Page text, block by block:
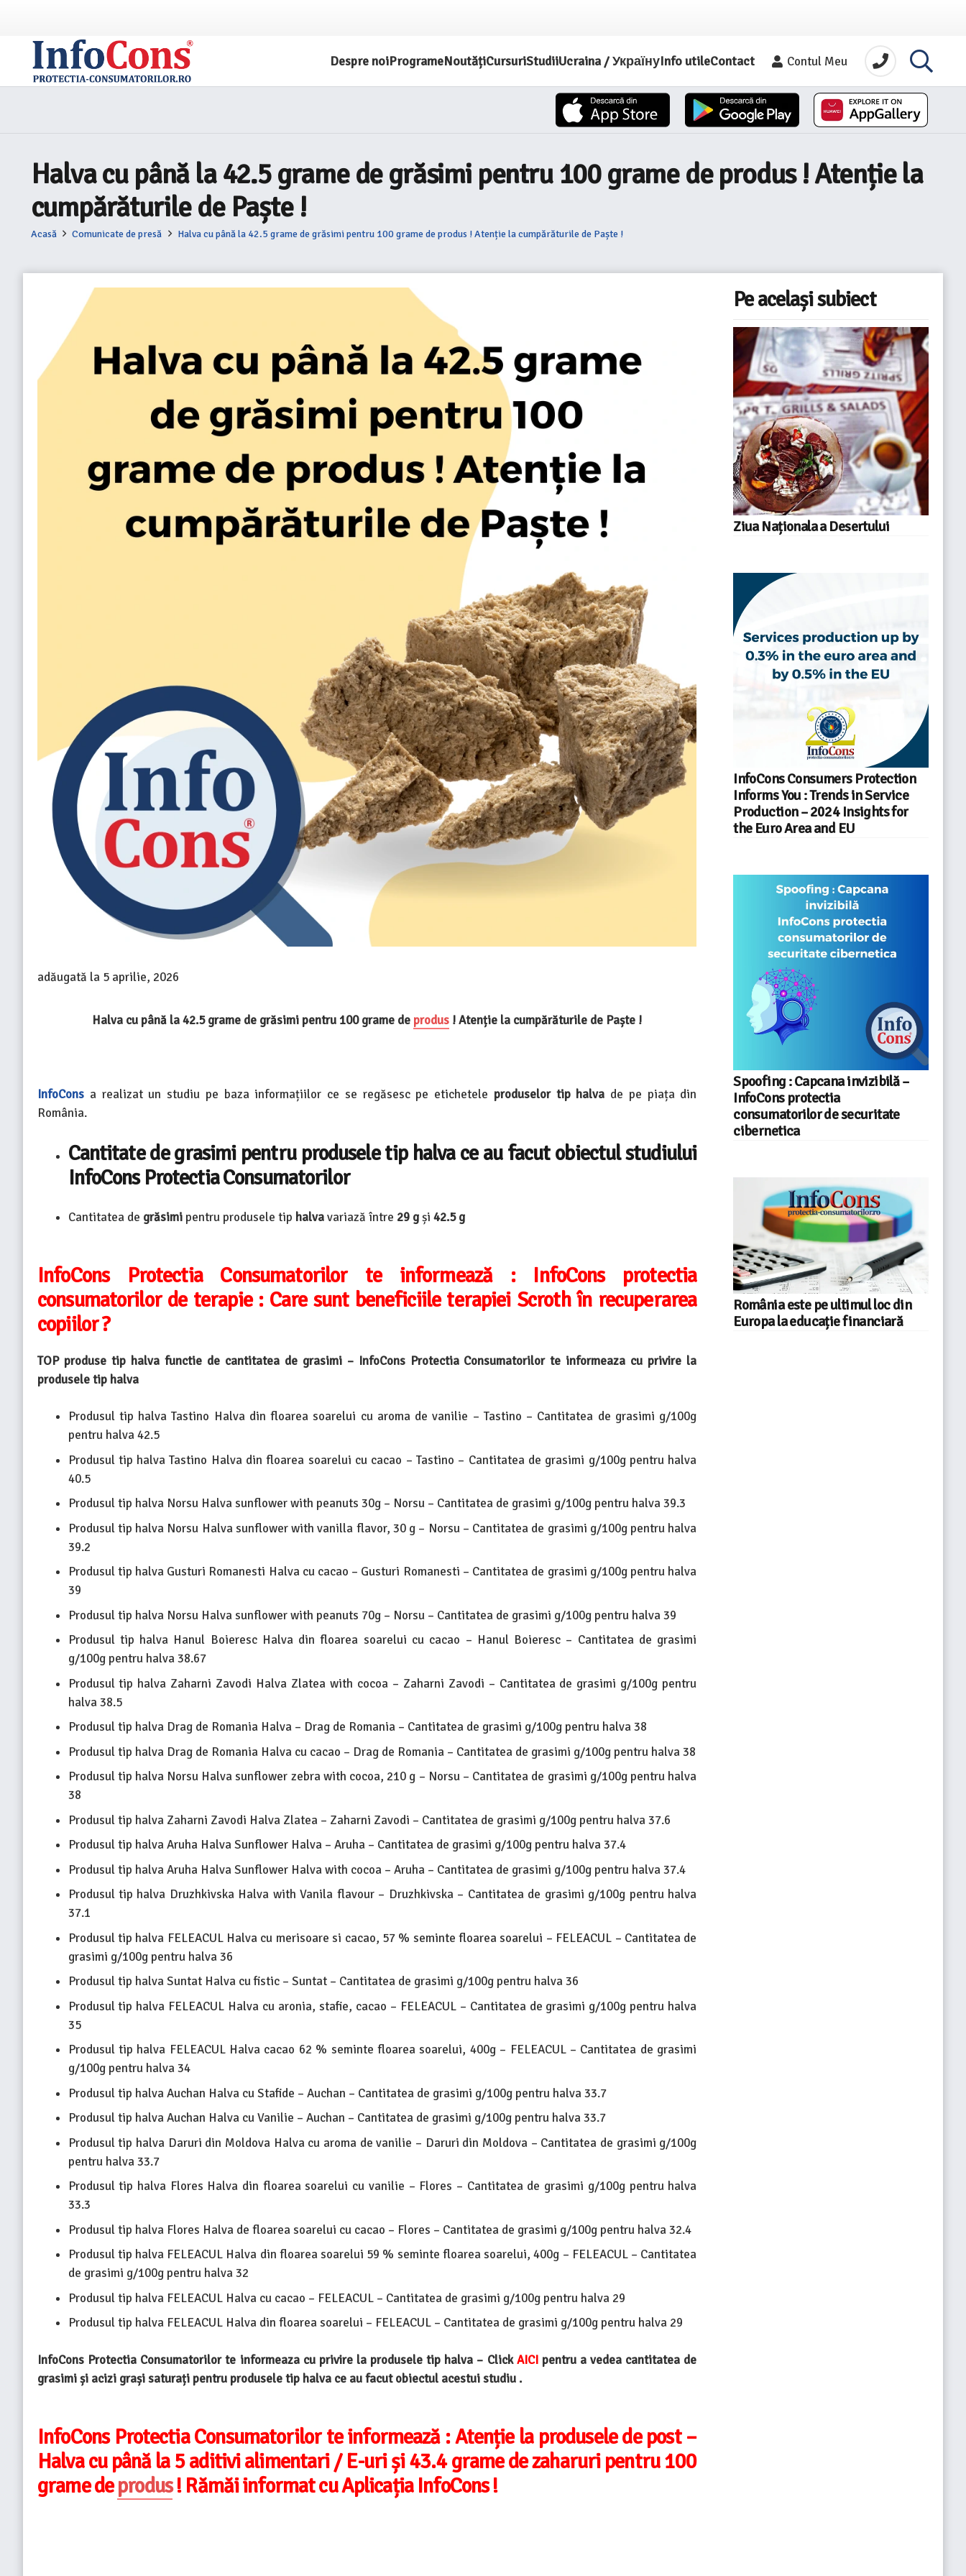
Despre noiProgrameNoutățiCursuriStudiiUcraina / УкраїнуInfo utileContact Contul Meu
Halva cu până la 42.5 grame de grăsimi pentru 100 grame de produs ! Atenție la
cumpărăturile de Paște !
Acasă Comunicate de presă Halva cu până la 42.5 grame de grăsimi pentru 100 grame de produs ! Atenție la cumpărăturile de Paște !
adăugată la 5 aprilie, 2026
Halva cu până la 42.5 grame de grăsimi pentru 100 grame de produs ! Atenție la cumpărăturile de Paște !
InfoCons a realizat un studiu pe baza informațiilor ce se regăsesc pe etichetele produselor tip halva de pe piața din
România.
Cantitate de grasimi pentru produsele tip halva ce au facut obiectul studiului
InfoCons Protectia Consumatorilor
Cantitatea de grăsimipentru produsele tip halvavariază între 29 gși 42.5g
InfoCons Protectia Consumatorilor te informează : InfoCons protectia
consumatorilor de terapie : Care sunt beneficiile terapiei Scroth în recuperarea
copiilor ?
TOP produse tip halva functie de cantitatea de grasimi – InfoCons Protectia Consumatorilor te informeaza cu privire la
produsele tip halva
Produsul tip halva Tastino Halva din floarea soarelui cu aroma de vanilie – Tastino – Cantitatea de grasimi g/100g
pentru halva 42.5
Produsul tip halva Tastino Halva din floarea soarelui cu cacao – Tastino – Cantitatea de grasimi g/100g pentru halva
40.5
Produsul tip halva Norsu Halva sunflower with peanuts 30g – Norsu – Cantitatea de grasimi g/100g pentru halva 39.3
Produsul tip halva Norsu Halva sunflower with vanilla flavor, 30 g – Norsu – Cantitatea de grasimi g/100g pentru halva
39.2
Produsul tip halva Gusturi Romanesti Halva cu cacao – Gusturi Romanesti – Cantitatea de grasimi g/100g pentru halva
39
Produsul tip halva Norsu Halva sunflower with peanuts 70g – Norsu – Cantitatea de grasimi g/100g pentru halva 39
Produsul tip halva Hanul Boieresc Halva din floarea soarelui cu cacao – Hanul Boieresc – Cantitatea de grasimi
g/100g pentru halva 38.67
Produsul tip halva Zaharni Zavodi Halva Zlatea with cocoa – Zaharni Zavodi – Cantitatea de grasimi g/100g pentru
halva 38.5
Produsul tip halva Drag de Romania Halva – Drag de Romania – Cantitatea de grasimi g/100g pentru halva 38
Produsul tip halva Drag de Romania Halva cu cacao – Drag de Romania – Cantitatea de grasimi g/100g pentru halva 38
Produsul tip halva Norsu Halva sunflower zebra with cocoa, 210 g – Norsu – Cantitatea de grasimi g/100g pentru halva
38
Produsul tip halva Zaharni Zavodi Halva Zlatea – Zaharni Zavodi – Cantitatea de grasimi g/100g pentru halva 37.6
Produsul tip halva Aruha Halva Sunflower Halva – Aruha – Cantitatea de grasimi g/100g pentru halva 37.4
Produsul tip halva Aruha Halva Sunflower Halva with cocoa – Aruha – Cantitatea de grasimi g/100g pentru halva 37.4
Produsul tip halva Druzhkivska Halva with Vanila flavour – Druzhkivska – Cantitatea de grasimi g/100g pentru halva
37.1
Produsul tip halva FELEACUL Halva cu merisoare si cacao, 57 % seminte floarea soarelui – FELEACUL – Cantitatea de
grasimi g/100g pentru halva 36
Produsul tip halva Suntat Halva cu fistic – Suntat – Cantitatea de grasimi g/100g pentru halva 36
Produsul tip halva FELEACUL Halva cu aronia, stafie, cacao – FELEACUL – Cantitatea de grasimi g/100g pentru halva
35
Produsul tip halva FELEACUL Halva cacao 62 % seminte floarea soarelui, 400g – FELEACUL – Cantitatea de grasimi
g/100g pentru halva 34
Produsul tip halva Auchan Halva cu Stafide – Auchan – Cantitatea de grasimi g/100g pentru halva 33.7
Produsul tip halva Auchan Halva cu Vanilie – Auchan – Cantitatea de grasimi g/100g pentru halva 33.7
Produsul tip halva Daruri din Moldova Halva cu aroma de vanilie – Daruri din Moldova – Cantitatea de grasimi g/100g
pentru halva 33.7
Produsul tip halva Flores Halva din floarea soarelui cu vanilie – Flores – Cantitatea de grasimi g/100g pentru halva
33.3
Produsul tip halva Flores Halva de floarea soarelui cu cacao – Flores – Cantitatea de grasimi g/100g pentru halva 32.4
Produsul tip halva FELEACUL Halva din floarea soarelui 59 % seminte floarea soarelui, 400g – FELEACUL – Cantitatea
de grasimi g/100g pentru halva 32
Produsul tip halva FELEACUL Halva cu cacao – FELEACUL – Cantitatea de grasimi g/100g pentru halva 29
Produsul tip halva FELEACUL Halva din floarea soarelui – FELEACUL – Cantitatea de grasimi g/100g pentru halva 29
InfoCons Protectia Consumatorilor te informeaza cu privire la produsele tip halva – Click AICI pentru a vedea cantitatea de
grasimi și acizi grași saturați pentru produsele tip halva ce au facut obiectul acestui studiu .
InfoCons Protectia Consumatorilor te informează :Atenție la produsele de post –
Halva cu până la 5 aditivi alimentari / E-uri și 43.4 grame de zaharuri pentru 100
grame deprodus! Rămăi informat cu Aplicația InfoCons !
Pe același subiect
Ziua Naționala a Desertului
InfoCons Consumers Protection
Informs You : Trends in Service
Production – 2024 Insights for
the Euro Area and EU
Spoofing : Capcana invizibilă –
InfoCons protectia
consumatorilor de securitate
cibernetica
România este pe ultimul loc din
Europa la educație financiară